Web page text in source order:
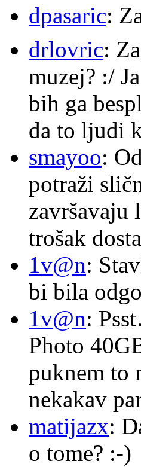
dpasaric:
drlovric:
muzej? :/
bih ga
da to ljudi
smayoo:
potraži
završavaju
trošak
1v@n:
bi bila
1v@n:
Photo
puknem to
nekakav
matijazx:
o tome? :-)